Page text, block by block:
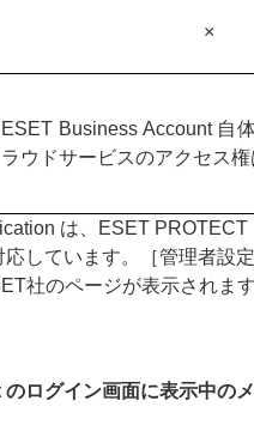
×
ESET Business Account 自
ラウドサービスのアクセス
は、ESET
しています。［管理者設
社のページが表示されま
ログイン画面に表示中の